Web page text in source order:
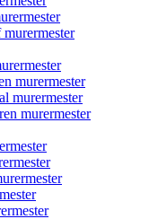
murermester
murermester
murermester